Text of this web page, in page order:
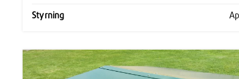
Styrning